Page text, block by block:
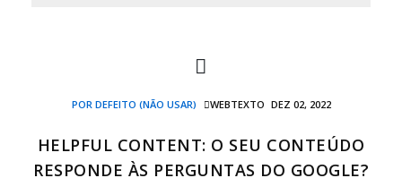
POR DEFEITO (NÃO USAR) WEBTEXTO DEZ 02, 2022
HELPFUL CONTENT: O SEU CONTEÚDO
RESPONDE ÀS PERGUNTAS DO GOOGLE?